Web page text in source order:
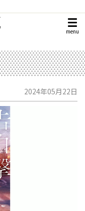
menu
2024年05月22日